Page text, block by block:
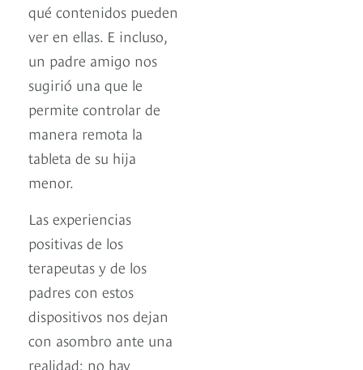
qué contenidos pueden
ver en ellas. E incluso,
un padre amigo nos
sugirió una que le
permite controlar de
manera remota la
tableta de su hija
menor.
Las experiencias
positivas de los
terapeutas y de los
padres con estos
dispositivos nos dejan
con asombro ante una
realidad: no hay